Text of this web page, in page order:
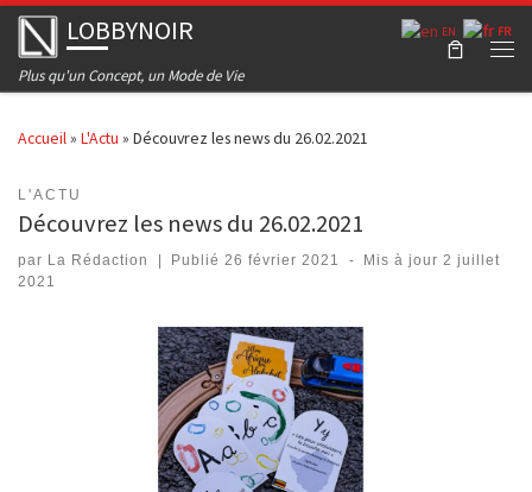
Skip to content
LOBBYNOIR
Plus qu'un Concept, un Mode de Vie
Accueil » L'Actu » Découvrez les news du 26.02.2021
L'ACTU
Découvrez les news du 26.02.2021
par La Rédaction | Publié 26 février 2021 - Mis à jour 2 juillet
2021
EN FR